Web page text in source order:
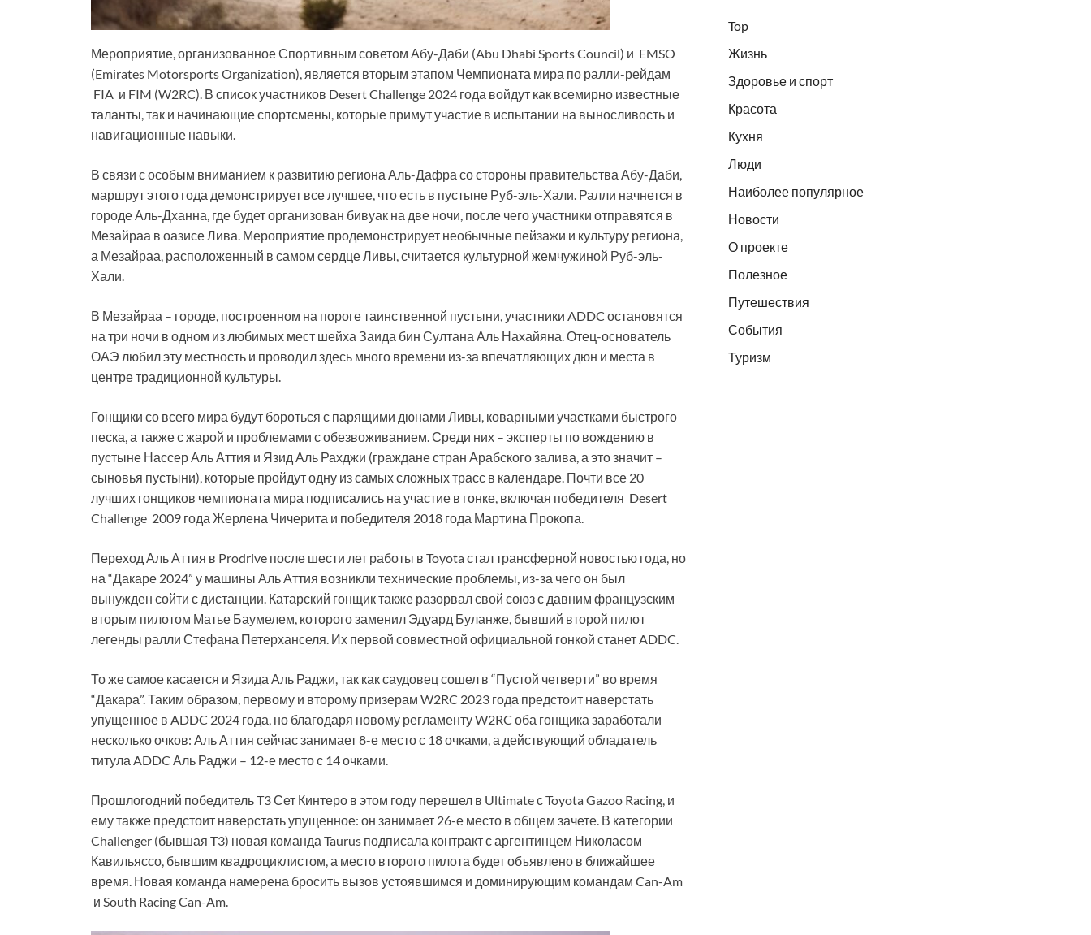
Мероприятие, организованное Спортивным советом Абу-Даби (Abu Dhabi Sports Council) и EMSO
(Emirates Motorsports Organization), является вторым этапом Чемпионата мира по ралли-рейдам
FIA и FIM (W2RC). В список участников Desert Challenge 2024 года войдут как всемирно известные
таланты, так и начинающие спортсмены, которые примут участие в испытании на выносливость и
навигационные навыки.
В связи с особым вниманием к развитию региона Аль-Дафра со стороны правительства Абу-Даби,
маршрут этого года демонстрирует все лучшее, что есть в пустыне Руб-эль-Хали. Ралли начнется в
городе Аль-Дханна, где будет организован бивуак на две ночи, после чего участники отправятся в
Мезайраа в оазисе Лива. Мероприятие продемонстрирует необычные пейзажи и культуру региона,
а Мезайраа, расположенный в самом сердце Ливы, считается культурной жемчужиной Руб-эль-
Хали.
В Мезайраа – городе, построенном на пороге таинственной пустыни, участники ADDC остановятся
на три ночи в одном из любимых мест шейха Заида бин Султана Аль Нахайяна. Отец-основатель
ОАЭ любил эту местность и проводил здесь много времени из-за впечатляющих дюн и места в
центре традиционной культуры.
Гонщики со всего мира будут бороться с парящими дюнами Ливы, коварными участками быстрого
песка, а также с жарой и проблемами с обезвоживанием. Среди них – эксперты по вождению в
пустыне Нассер Аль Аттия и Язид Аль Рахджи (граждане стран Арабского залива, а это значит –
сыновья пустыни), которые пройдут одну из самых сложных трасс в календаре. Почти все 20
лучших гонщиков чемпионата мира подписались на участие в гонке, включая победителя Desert
Challenge 2009 года Жерлена Чичерита и победителя 2018 года Мартина Прокопа.
Переход Аль Аттия в Prodrive после шести лет работы в Toyota стал трансферной новостью года, но
на “Дакаре 2024” у машины Аль Аттия возникли технические проблемы, из-за чего он был
вынужден сойти с дистанции. Катарский гонщик также разорвал свой союз с давним французским
вторым пилотом Матье Баумелем, которого заменил Эдуард Буланже, бывший второй пилот
легенды ралли Стефана Петерханселя. Их первой совместной официальной гонкой станет ADDC.
То же самое касается и Язида Аль Раджи, так как саудовец сошел в “Пустой четверти” во время
“Дакара”. Таким образом, первому и второму призерам W2RC 2023 года предстоит наверстать
упущенное в ADDC 2024 года, но благодаря новому регламенту W2RC оба гонщика заработали
несколько очков: Аль Аттия сейчас занимает 8-е место с 18 очками, а действующий обладатель
титула ADDC Аль Раджи – 12-е место с 14 очками.
Прошлогодний победитель T3 Сет Кинтеро в этом году перешел в Ultimate с Toyota Gazoo Racing, и
ему также предстоит наверстать упущенное: он занимает 26-е место в общем зачете. В категории
Challenger (бывшая T3) новая команда Taurus подписала контракт с аргентинцем Николасом
Кавильяссо, бывшим квадроциклистом, а место второго пилота будет объявлено в ближайшее
время. Новая команда намерена бросить вызов устоявшимся и доминирующим командам Can-Am
и South Racing Can-Am.
Top
Жизнь
Здоровье и спорт
Красота
Кухня
Люди
Наиболее популярное
Новости
О проекте
Полезное
Путешествия
События
Туризм